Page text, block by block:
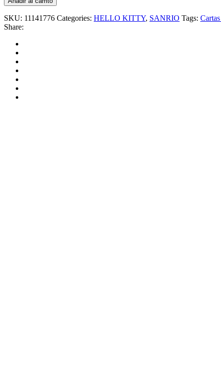
SKU: 11141776 Categories: HELLO KITTY, SANRIO Tags:
Share: